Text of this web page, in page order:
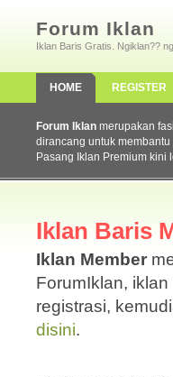
Forum Iklan
Iklan Baris Gratis. Ngiklan??
HOME REGISTER
Forum Iklan merupakan
dirancang untuk membantu
Pasang Iklan Premium kini
Iklan Baris
Iklan Member
ForumIklan,
registrasi,
disini.